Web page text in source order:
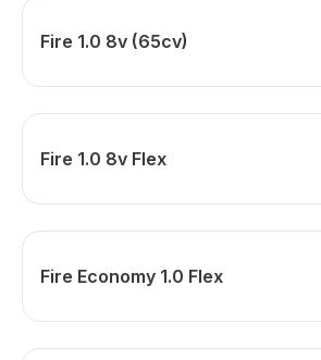
Fire 1.0 8v (65cv)
Fire 1.0 8v Flex
Fire Economy 1.0 Flex